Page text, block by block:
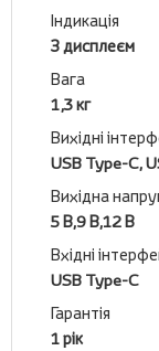
Індикація
З дисплеєм
Вага
1,3 кг
Вихідні
USB Type-C,
Вихідна
5 В,9 В,12 В
Вхідні
USB Type-C
Гарантія
1 рік